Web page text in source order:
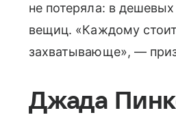
не потеряла: в
вещиц. «Каждому
захватывающе», —
Джада